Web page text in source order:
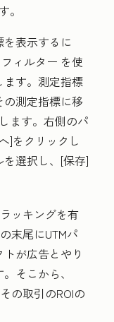
。
表示するに
フィルター を使
ます。測定指標
測定指標に移
ます。右側のパ
]をクリックし
を選択し、[保存]
ッキングを有
末尾にUTMパ
が広告とやり
そこから、
の取引のROIの